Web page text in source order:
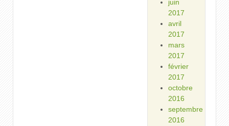
juin
2017
avril
2017
mars
2017
février
2017
octobre
2016
septembre
2016